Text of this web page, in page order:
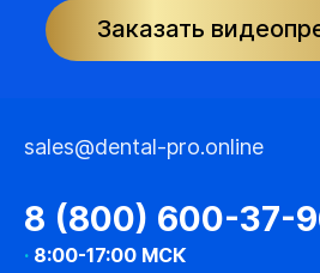
Заказать
sales@dental-pro.online
8 (800) 600-37-
· 8:00-17:00 МСК